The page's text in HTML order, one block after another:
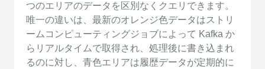
つのエリアのデータを区別なくクエリできます。
唯一の違いは、最新のオレンジ色データはストリ
ームコンピューティングジョブによって Kafka か
らリアルタイムで取得され、処理後に書き込まれ
るのに対し、青色エリアは履歴データが定期的に